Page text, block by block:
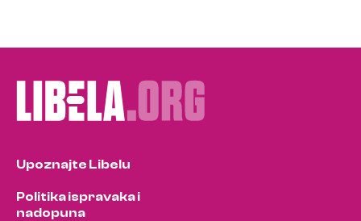
Upoznajte Libelu
Politika ispravaka i
nadopuna